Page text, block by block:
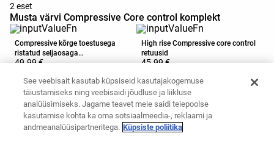
2 eset
Musta värvi Compressive Core control komplekt
Compressive kõrge toestusega
ristatud seljaosaga
spordirinnahoidja
49.99 €
Lisa ostukorvi
High rise Compressive core control
retuusid
45.99 €
Lisa ostukorvi
See veebisait kasutab küpsiseid kasutajakogemuse
täiustamiseks ning veebisaidi jõudluse ja liikluse
analüüsimiseks. Jagame teavet meie saidi teiepoolse
kasutamise kohta ka oma sotsiaalmeedia-, reklaami ja
andmeanalüüsipartneritega. Küpsiste poliitika